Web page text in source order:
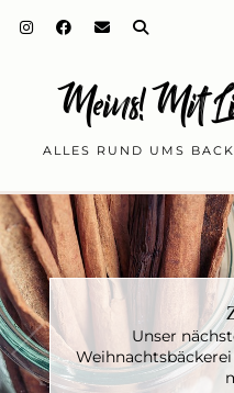
Meins! Mit
ALLES RUND UMS
Unser
Wie Du bestimmt
es seit ein paar